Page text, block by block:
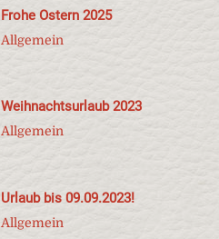
Frohe Ostern 2025
Allgemein
Weihnachtsurlaub 2023
Allgemein
Urlaub bis 09.09.2023!
Allgemein